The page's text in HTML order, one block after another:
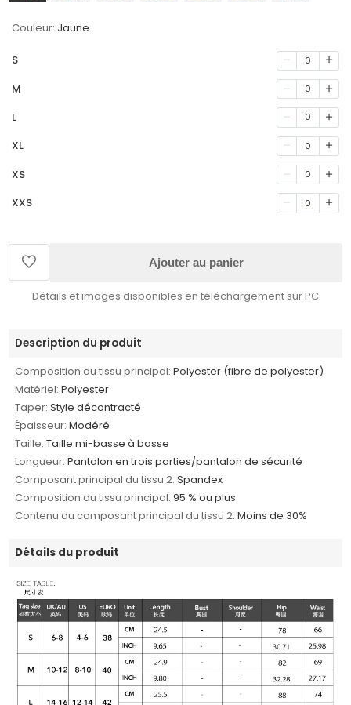
Couleur: Jaune
S 0
M 0
L 0
XL 0
XS 0
XXS 0
Ajouter au panier
Détails et images disponibles en téléchargement sur PC
Description du produit
Composition du tissu principal: Polyester (fibre de polyester)
Matériel: Polyester
Taper: Style décontracté
Épaisseur: Modéré
Taille: Taille mi-basse à basse
Longueur: Pantalon en trois parties/pantalon de sécurité
Composant principal du tissu 2: Spandex
Composition du tissu principal: 95 % ou plus
Contenu du composant principal du tissu 2: Moins de 30%
Détails du produit